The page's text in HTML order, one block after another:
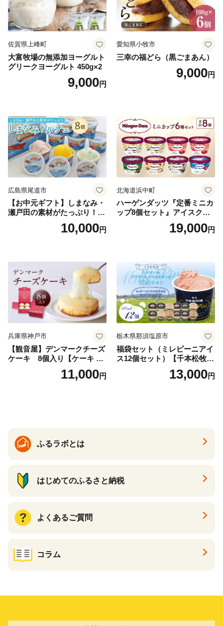
佐賀県上峰町
大富牧場の無添加ヨーグルト
グリークヨーグルト 450g×2
9,000円
愛知県小牧市
三幸の福どら（黒ごまあん）
9,000円
広島県尾道市
【お中元ギフト】しまなみ・
瀬戸田の素材がたっぷり！ジ
10,000円
北海道浜中町
ハーゲンダッツ『定番ミニカ
ップ8個セット』アイスクリ
ーム アイス スイーツ デザー
19,000円
兵庫県神戸市
【観音屋】デンマークチーズ
ケーキ 8個入り【ケーキ チ
ーズケーキ 人気スイーツ お
すすめスイーツ 神戸スイー
11,000円
栃木県那須塩原市
福袋セット（ミレピーニアイ
ス12個セット）【千本松牧
場】 ns025-014-12 【デザー
ト 詰め合わせ ギフト】
13,000円
ふるラボとは
はじめてのふるさと納税
よくあるご質問
コラム